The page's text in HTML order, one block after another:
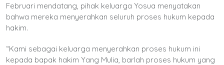
Februari mendatang, pihak keluarga Yosua menyatakan
bahwa mereka menyerahkan seluruh proses hukum kepada
hakim.
“Kami sebagai keluarga menyerahkan proses hukum ini
kepada bapak hakim Yang Mulia, barlah proses hukum yang